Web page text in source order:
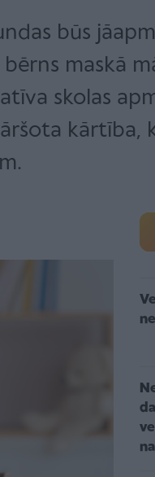
būs
maskā
skolas
kārtība,